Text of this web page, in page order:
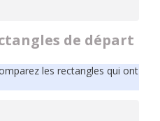
de départ
les rectangles qui ont